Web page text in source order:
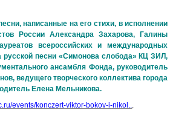
написанные на его стихи, в исполнении
России Александра Захарова, Галины
всероссийских и международных
русской песни «Симонова слобода» КЦ ЗИЛ,
ансамбля Фонда, руководитель
ведущего творческого коллектива города
Елена Мельникова.
events/konczert-viktor-bokov-i-nikol..